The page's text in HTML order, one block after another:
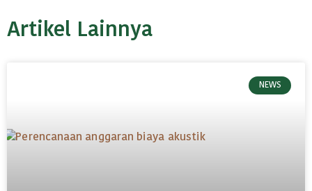
Artikel Lainnya
NEWS